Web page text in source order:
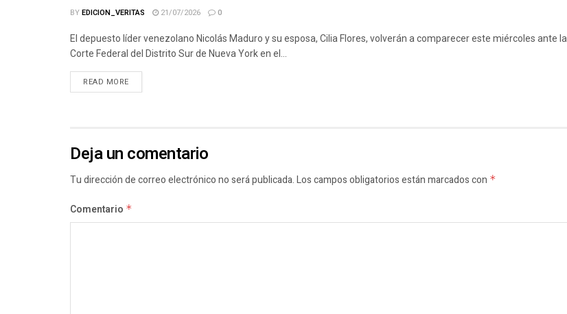
BYEDICION_VERITAS 21/07/2026 0
El depuesto líder venezolano Nicolás Maduro y su esposa, Cilia Flores, volverán a comparecer este miércoles ante la
Corte Federal del Distrito Sur de Nueva York en el...
READ MORE
Deja un comentario
Tu dirección de correo electrónico no será publicada.Los campos obligatorios están marcados con *
Comentario *